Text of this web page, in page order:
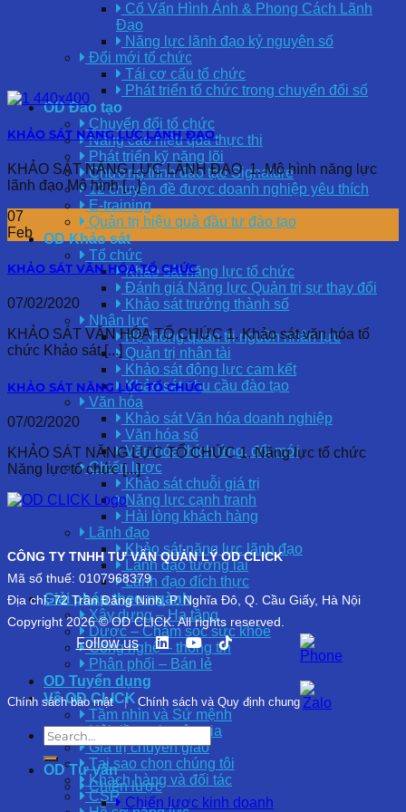
Cố Vấn Hình Ảnh & Phong Cách Lãnh
Đạo
Năng lực lãnh đạo kỷ nguyên số
Đổi mới tổ chức
Tái cơ cấu tổ chức
Phát triển tổ chức trong chuyển đổi số
OD Đào tạo
Chuyển đổi tổ chức
Nâng cao hiệu quả thực thi
Phát triển kỹ năng lõi
Chương trình đào tạo Signature
12 chuyên đề được doanh nghiệp yêu thích
E-training
Quản trị hiệu quả đầu tư đào tạo
OD Khảo sát
Tổ chức
Khảo sát năng lực tổ chức
Đánh giá Năng lực Quản trị sự thay đổi
Khảo sát trưởng thành số
Nhân lực
Hệ thống quản trị nguồn nhân lực
Quản trị nhân tài
Khảo sát động lực cam kết
Khảo sát nhu cầu đào tạo
Văn hóa
Khảo sát Văn hóa doanh nghiệp
Văn hóa số
Văn hóa thích ứng, đổi mới
Chiến lược
Khảo sát chuỗi giá trị
Năng lực cạnh tranh
Hài lòng khách hàng
Lãnh đạo
Khảo sát năng lực lãnh đạo
Lãnh đạo tương lai
Lãnh đạo đích thực
Giải pháp theo ngành
Xây dựng – Hạ tầng
Dược – Chăm sóc sức khỏe
Công nghệ – thông tin
Phân phối – Bán lẻ
OD Tuyển dụng
Về OD CLICK
Tầm nhìn và Sứ mệnh
Hội đồng chuyên gia
Giá trị chuyển giao
Tại sao chọn chúng tôi
Khách hàng và đối tác
CSR
KHẢO SÁT NĂNG LỰC LÃNH ĐẠO
KHẢO SÁT NĂNG LỰC LÃNH ĐẠO 1. Mô hình năng lực
lãnh đạo Mô hình [...]
07
Feb
KHẢO SÁT VĂN HÓA TỔ CHỨC
07/02/2020
KHẢO SÁT VĂN HÓA TỔ CHỨC 1. Khảo sát văn hóa tổ
chức Khảo sát [...]
KHẢO SÁT NĂNG LỰC TỔ CHỨC
07/02/2020
KHẢO SÁT NĂNG LỰC TỔ CHỨC 1. Năng lực tổ chức
Năng lực tổ chức [...]
CÔNG TY TNHH TƯ VẤN QUẢN LÝ OD CLICK
Mã số thuế: 0107968379
Địa chỉ: 72 Trần Đăng Ninh, P. Nghĩa Đô, Q. Cầu Giấy, Hà Nội
Copyright 2026 © OD CLICK. All rights reserved.
Follow us
Chính sách bảo mật | Chính sách và Quy định chung
OD Tư vấn
Chiến lược
Chiến lược kinh doanh